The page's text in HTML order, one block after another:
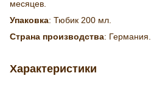
месяцев.
Упаковка: Тюбик 200 мл.
Страна производства: Германия.
Характеристики